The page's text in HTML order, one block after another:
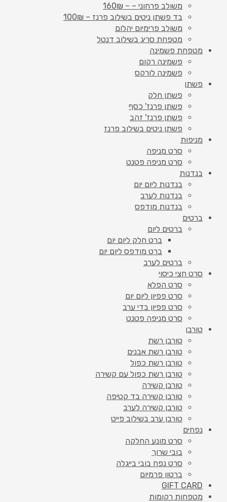
משולב פרחוני – – 160₪
בד פשתן ניטים בשילוב פרנז – 100₪
משולב פרימיום יהלום
מטפחת סריג בשילוב דנטל
מטפחת פשמינה
פשמינה רקום
פשמינה לורקס
פשתן
פשתן חלק
פשתן פרנז' כסף
פשתן פרנז' זהב
פשתן ניטים בשילוב פרנז
מניפות
סרט מניפה
סרט מניפה פטנט
בנדנות
בנדנות ליום יום
בנדנות לערב
בנדנות מודפס
ברטים
ברטים ליום
ברט חלק ליום יום
ברט מודפס ליום יום
ברטים לערב
סרט חצי כיסוי
סרט הפלא
סרט פפיון ליום יום
סרט פפיון בדי ערב
סרט מניפה פטנט
טורבן
טורבן רשת
טורבן רשת אבנים
טורבן רשת כפול
טורבן רשת כפול עם קשירה
טורבן קשירה
טורבן קשירה בד קטיפה
טורבן קשירה לערב
טורבן ערב בשילוב פייט
נפחים
סרט מונע החלקה
בובי שרוך
סרט נפח בובי בייגלה
ברטון פרמיום
GIFT CARD
מטפחות רקומות